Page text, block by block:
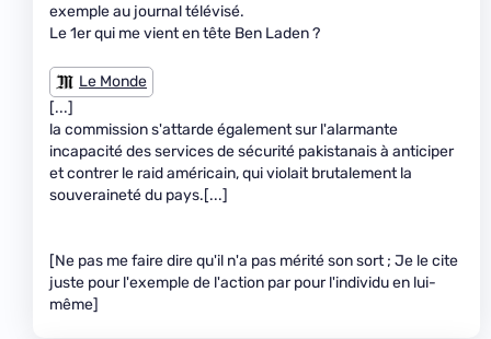
exemple au journal télévisé.
Le 1er qui me vient en tête Ben Laden ?
Le Monde
[...]
la commission s'attarde également sur l'alarmante
incapacité des services de sécurité pakistanais à anticiper
et contrer le raid américain, qui violait brutalement la
souveraineté du pays.[...]
[Ne pas me faire dire qu'il n'a pas mérité son sort ; Je le cite
juste pour l'exemple de l'action par pour l'individu en lui-
même]